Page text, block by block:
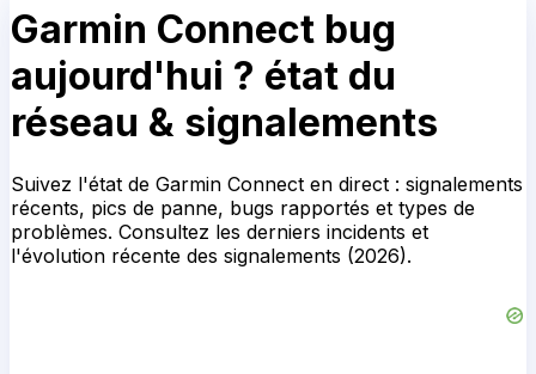
Garmin Connect bug
aujourd'hui ? état du
réseau & signalements
Suivez l'état de Garmin Connect en direct : signalements
récents, pics de panne, bugs rapportés et types de
problèmes. Consultez les derniers incidents et
l'évolution récente des signalements (2026).